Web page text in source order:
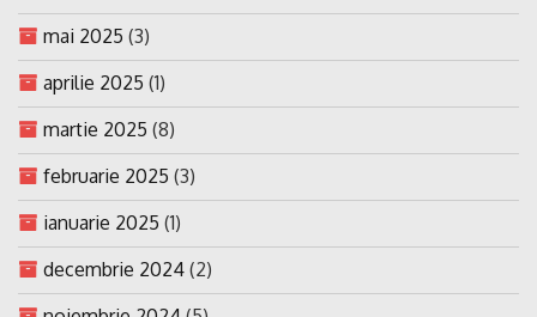
mai 2025 (3)
aprilie 2025 (1)
martie 2025 (8)
februarie 2025 (3)
ianuarie 2025 (1)
decembrie 2024 (2)